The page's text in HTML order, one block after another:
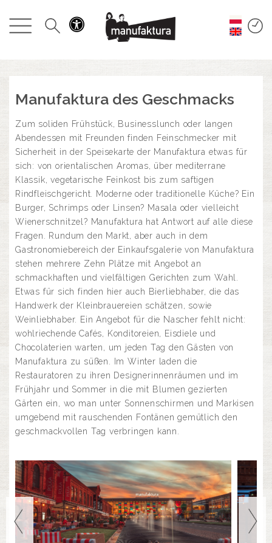
GESCHEHEN
UNTERHALTUNG
RESTAURANTS
PLAN
ÜBER UNS
Manufaktura des Geschmacks
Zum soliden Frühstück, Businesslunch oder langen
Abendessen mit Freunden finden Feinschmecker mit
Sicherheit in der Speisekarte der Manufaktura etwas für
sich: von orientalischen Aromas, über mediterrane
Klassik, vegetarische Feinkost bis zum saftigen
Rindfleischgericht. Moderne oder traditionelle Küche? Ein
Burger, Schrimps oder Linsen? Masala oder vielleicht
Wienerschnitzel? Manufaktura hat Antwort auf alle diese
Fragen. Rundum den Markt, aber auch in dem
Gastronomiebereich der Einkaufsgalerie von Manufaktura
stehen mehrere Zehn Plätze mit Angebot an
schmackhaften und vielfältigen Gerichten zum Wahl.
Etwas für sich finden hier auch Bierliebhaber, die das
Handwerk der Kleinbrauereien schätzen, sowie
Weinliebhaber. Ein Angebot für die Nascher fehlt nicht:
wohlriechende Cafés, Konditoreien, Eisdiele und
Chocolaterien warten, um jeden Tag den Gästen von
Manufaktura zu süßen. Im Winter laden die
Restauratoren zu ihren Designerinnenräumen und im
Frühjahr und Sommer in die mit Blumen gezierten
Gärten ein, wo man unter Sonnenschirmen und Markisen
umgebend mit rauschenden Fontänen gemütlich den
geschmackvollen Tag verbringen kann.